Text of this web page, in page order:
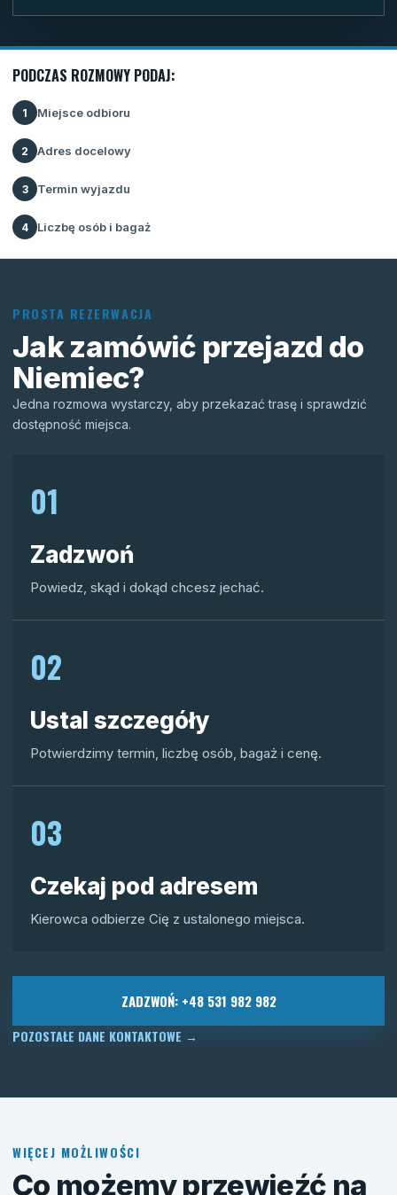
PODCZAS ROZMOWY PODAJ:
1 Miejsce odbioru
2 Adres docelowy
3 Termin wyjazdu
4 Liczbę osób i bagaż
PROSTA REZERWACJA
Jak zamówić przejazd do
Niemiec?
Jedna rozmowa wystarczy, aby przekazać trasę i sprawdzić
dostępność miejsca.
01
Zadzwoń
Powiedz, skąd i dokąd chcesz jechać.
02
Ustal szczegóły
Potwierdzimy termin, liczbę osób, bagaż i cenę.
03
Czekaj pod adresem
Kierowca odbierze Cię z ustalonego miejsca.
ZADZWOŃ: +48 531 982 982
POZOSTAŁE DANE KONTAKTOWE →
WIĘCEJ MOŻLIWOŚCI
Co możemy przewieźć na